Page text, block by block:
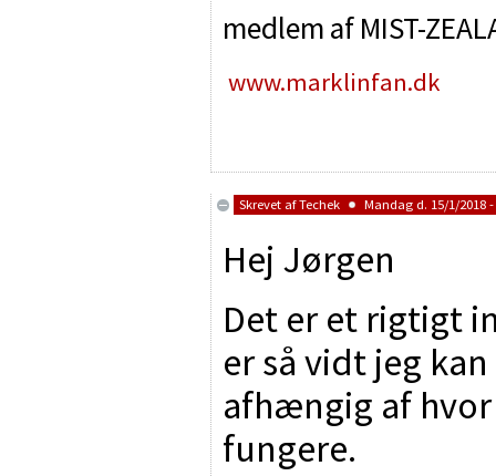
medlem af MIST-
www.marklinfan.dk
Skrevet afTechek Mandag d. 15/1/2018 -
Hej Jørgen
Det er et rigtigt
er så vidt jeg
afhængig af
fungere.